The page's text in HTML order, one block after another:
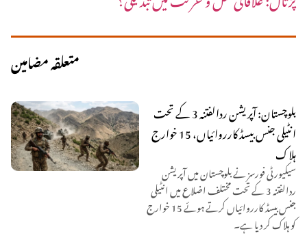
متعلقہ مضامین
بلوچستان: آپریشن ردالفتنہ 3 کے تحت
انٹیلی جنس بیسڈ کارروائیاں، 15 خوارج
ہلاک
سیکیورٹی فورسز نے بلوچستان میں آپریشن
ردالفتنہ 3 کے تحت مختلف اضلاع میں انٹیلی
جنس بیسڈ کارروائیاں کرتے ہوئے 15 خوارج
کو ہلاک کر دیا ہے۔